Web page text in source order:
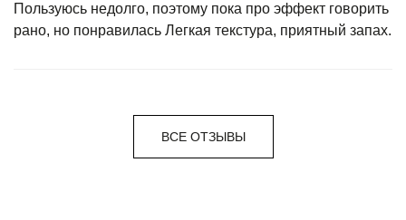
Пользуюсь недолго, поэтому пока про эффект говорить
рано, но понравилась Легкая текстура, приятный запах.
ВСЕ ОТЗЫВЫ